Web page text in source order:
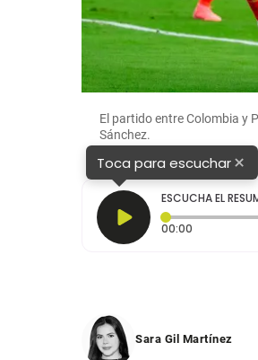
El partido entre Colombia y
Sánchez.
Toca para escuchar×
ESCUCHA EL
00:00
Sara Gil Martínez